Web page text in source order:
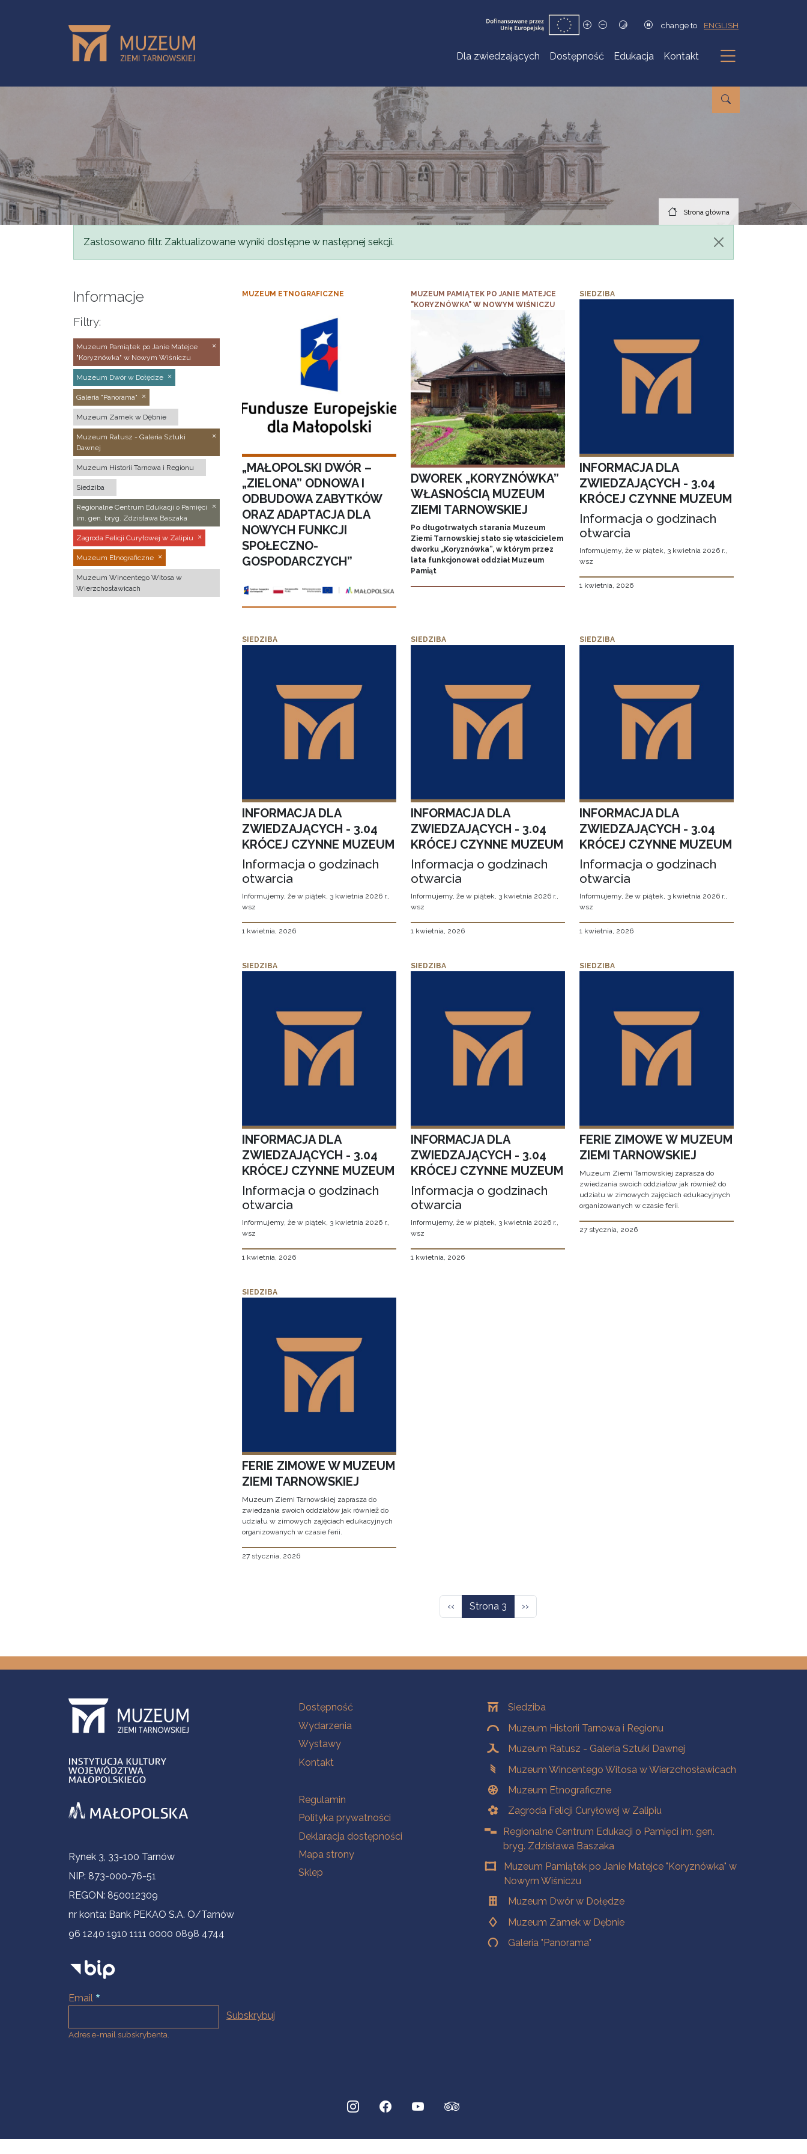
change to ENGLISH
Dla zwiedzających Dostępność Edukacja Kontakt
Podmenu
Strona główna
Komunikat
Zastosowano filtr. Zaktualizowane wyniki dostępne w następnej sekcji.
Informacje
Filtry:
Muzeum Pamiątek po Janie Matejce
"Koryznówka" w Nowym Wiśniczu
Muzeum Dwór w Dołędze
Galeria "Panorama"
Muzeum Zamek w Dębnie
Muzeum Ratusz - Galeria Sztuki
Dawnej
Muzeum Historii Tarnowa i Regionu
Siedziba
Regionalne Centrum Edukacji o Pamięci
im. gen. bryg. Zdzisława Baszaka
Zagroda Felicji Curyłowej w Zalipiu
Muzeum Etnograficzne
Muzeum Wincentego Witosa w
Wierzchosławicach
MUZEUM ETNOGRAFICZNE
„MAŁOPOLSKI DWÓR –
„ZIELONA” ODNOWA I
ODBUDOWA ZABYTKÓW
ORAZ ADAPTACJA DLA
NOWYCH FUNKCJI
SPOŁECZNO-
GOSPODARCZYCH”
MUZEUM PAMIĄTEK PO JANIE MATEJCE
"KORYZNÓWKA" W NOWYM WIŚNICZU
DWOREK „KORYZNÓWKA”
WŁASNOŚCIĄ MUZEUM
ZIEMI TARNOWSKIEJ
Po długotrwałych starania Muzeum
Ziemi Tarnowskiej stało się właścicielem
dworku „Koryznówka”, w którym przez
lata funkcjonował oddział Muzeum
Pamiąt
SIEDZIBA
INFORMACJA DLA
ZWIEDZAJĄCYCH - 3.04
KRÓCEJ CZYNNE MUZEUM
Informacja o godzinach
otwarcia
Informujemy, że w piątek, 3 kwietnia 2026 r.,
wsz
1 kwietnia, 2026
SIEDZIBA
INFORMACJA DLA
ZWIEDZAJĄCYCH - 3.04
KRÓCEJ CZYNNE MUZEUM
Informacja o godzinach
otwarcia
Informujemy, że w piątek, 3 kwietnia 2026 r.,
wsz
1 kwietnia, 2026
SIEDZIBA
INFORMACJA DLA
ZWIEDZAJĄCYCH - 3.04
KRÓCEJ CZYNNE MUZEUM
Informacja o godzinach
otwarcia
Informujemy, że w piątek, 3 kwietnia 2026 r.,
wsz
1 kwietnia, 2026
SIEDZIBA
INFORMACJA DLA
ZWIEDZAJĄCYCH - 3.04
KRÓCEJ CZYNNE MUZEUM
Informacja o godzinach
otwarcia
Informujemy, że w piątek, 3 kwietnia 2026 r.,
wsz
1 kwietnia, 2026
SIEDZIBA
INFORMACJA DLA
ZWIEDZAJĄCYCH - 3.04
KRÓCEJ CZYNNE MUZEUM
Informacja o godzinach
otwarcia
Informujemy, że w piątek, 3 kwietnia 2026 r.,
wsz
1 kwietnia, 2026
SIEDZIBA
INFORMACJA DLA
ZWIEDZAJĄCYCH - 3.04
KRÓCEJ CZYNNE MUZEUM
Informacja o godzinach
otwarcia
Informujemy, że w piątek, 3 kwietnia 2026 r.,
wsz
1 kwietnia, 2026
SIEDZIBA
FERIE ZIMOWE W MUZEUM
ZIEMI TARNOWSKIEJ
Muzeum Ziemi Tarnowskiej zaprasza do
zwiedzania swoich oddziałów jak również do
udziału w zimowych zajęciach edukacyjnych
organizowanych w czasie ferii.
27 stycznia, 2026
SIEDZIBA
FERIE ZIMOWE W MUZEUM
ZIEMI TARNOWSKIEJ
Muzeum Ziemi Tarnowskiej zaprasza do
zwiedzania swoich oddziałów jak również do
udziału w zimowych zajęciach edukacyjnych
organizowanych w czasie ferii.
27 stycznia, 2026
Poprzednia strona
‹‹ Strona 3 Następna strona
››
Informacje kontaktowe
Rynek 3, 33-100 Tarnów
NIP: 873-000-76-51
REGON: 850012309
nr konta: Bank PEKAO S.A. O/Tarnów
96 1240 1910 1111 0000 0898 4744
Email
Adres e-mail subskrybenta.
Na skróty
Dostępność
Wydarzenia
Wystawy
Kontakt
Na skróty
Regulamin
Polityka prywatności
Deklaracja dostępności
Mapa strony
Sklep
OddziałySiedziba
Muzeum Historii Tarnowa i Regionu
Muzeum Ratusz - Galeria Sztuki Dawnej
Muzeum Wincentego Witosa w Wierzchosławicach
Muzeum Etnograficzne
Zagroda Felicji Curyłowej w Zalipiu
Regionalne Centrum Edukacji o Pamięci im. gen.
bryg. Zdzisława Baszaka
Muzeum Pamiątek po Janie Matejce "Koryznówka" w
Nowym Wiśniczu
Muzeum Dwór w Dołędze
Muzeum Zamek w Dębnie
Galeria "Panorama"